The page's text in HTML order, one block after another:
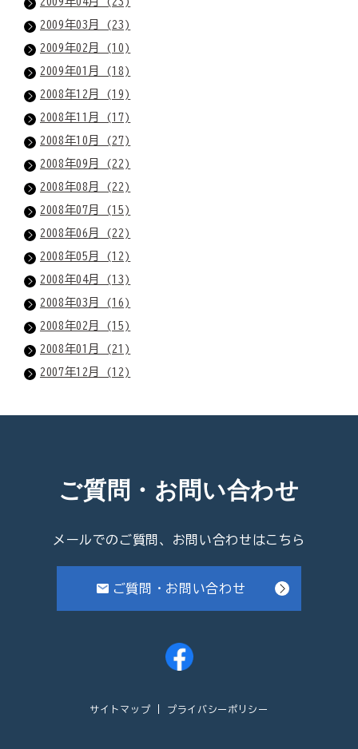
2009年03月 (23)
2009年02月 (10)
2009年01月 (18)
2008年12月 (19)
2008年11月 (17)
2008年10月 (27)
2008年09月 (22)
2008年08月 (22)
2008年07月 (15)
2008年06月 (22)
2008年05月 (12)
2008年04月 (13)
2008年03月 (16)
2008年02月 (15)
2008年01月 (21)
2007年12月 (12)
ご質問・お問い合わせ
メールでのご質問、お問い合わせはこちら
ご質問・お問い合わせ
サイトマップ プライバシーポリシー